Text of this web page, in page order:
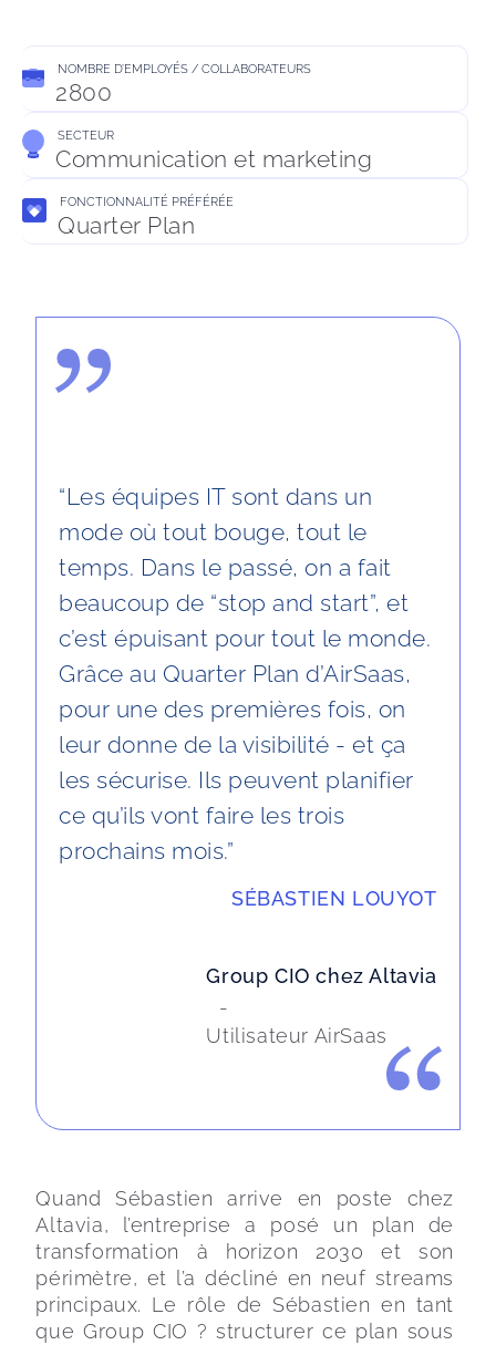
NOMBRE D’EMPLOYÉS / COLLABORATEURS
2800
SECTEUR
Communication et marketing
FONCTIONNALITÉ PRÉFÉRÉE
Quarter Plan
“Les équipes IT sont dans un
mode où tout bouge, tout le
temps. Dans le passé, on a fait
beaucoup de “stop and start”, et
c’est épuisant pour tout le monde.
Grâce au Quarter Plan d’AirSaas,
pour une des premières fois, on
leur donne de la visibilité - et ça
les sécurise. Ils peuvent planifier
ce qu’ils vont faire les trois
prochains mois.”
SÉBASTIEN LOUYOT
Group CIO chez Altavia
-
Utilisateur AirSaas
Quand Sébastien arrive en poste chez
Altavia, l’entreprise a posé un plan de
transformation à horizon 2030 et son
périmètre, et l’a décliné en neuf streams
principaux. Le rôle de Sébastien en tant
que Group CIO ? structurer ce plan sous